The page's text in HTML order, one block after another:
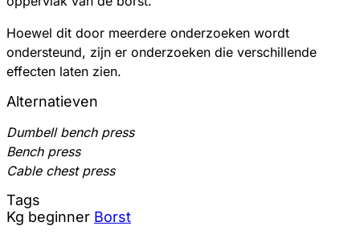
Hoewel dit door meerdere onderzoeken wordt
ondersteund, zijn er onderzoeken die verschillende
effecten laten zien.
Alternatieven
Dumbell bench press
Bench press
Cable chest press
Tags
Kg beginner Borst